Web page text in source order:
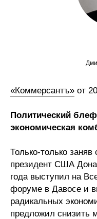
Сотрудники
Научная жизнь
Издания
Проблемы
О журнале
«Коммерсантъ» от
Политический
экономическая
Только-только
президент США
года выступил на
форуме в Давосе и
радикальных
предложил снизить